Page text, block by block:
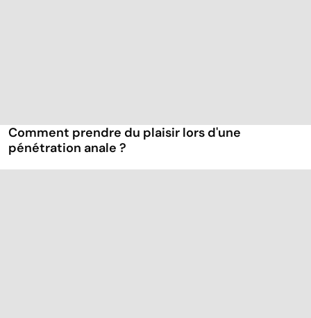
Comment prendre du plaisir lors d'une
pénétration anale ?